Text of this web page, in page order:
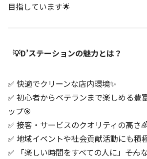
目指しています🌟
💡D’ステーションの魅力とは？
✅ 快適でクリーンな店内環境✨
✅ 初心者からベテランまで楽しめる豊
ップ🎯
✅ 接客・サービスのクオリティの高さ
✅ 地域イベントや社会貢献活動にも積
✅ 「楽しい時間をすべての人に」――そ